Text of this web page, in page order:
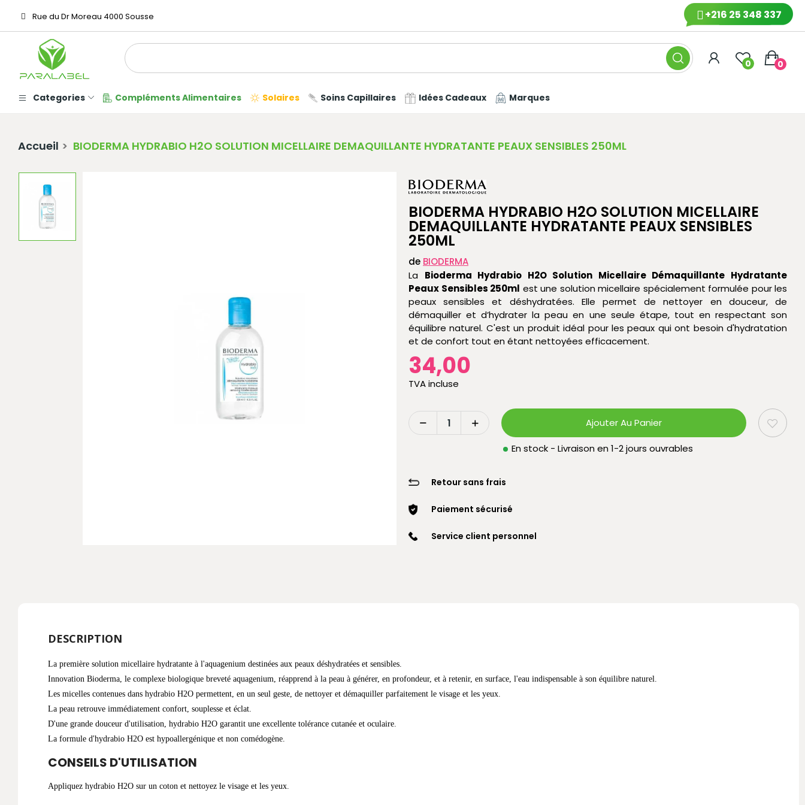
Rue du Dr Moreau 4000 Sousse +216 25 348 337
0 0
Categories Compléments Alimentaires Solaires Soins Capillaires Idées Cadeaux Marques
Accueil BIODERMA HYDRABIO H2O SOLUTION MICELLAIRE DEMAQUILLANTE HYDRATANTE PEAUX SENSIBLES 250ML
BIODERMA HYDRABIO H2O SOLUTION MICELLAIRE
DEMAQUILLANTE HYDRATANTE PEAUX SENSIBLES
250ML
de BIODERMA
La Bioderma Hydrabio H2O Solution Micellaire Démaquillante Hydratante
Peaux Sensibles 250ml est une solution micellaire spécialement formulée pour les
peaux sensibles et déshydratées. Elle permet de nettoyer en douceur, de
démaquiller et d’hydrater la peau en une seule étape, tout en respectant son
équilibre naturel. C'est un produit idéal pour les peaux qui ont besoin d'hydratation
et de confort tout en étant nettoyées efficacement.
34,00
TVA incluse
Ajouter Au Panier
En stock - Livraison en 1-2 jours ouvrables
Retour sans frais
Paiement sécurisé
Service client personnel
DESCRIPTION
La première solution micellaire hydratante à l'aquagenium destinées aux peaux déshydratées et sensibles.
Innovation Bioderma, le complexe biologique breveté aquagenium, réapprend à la peau à générer, en profondeur, et à retenir, en surface, l'eau indispensable à son équilibre naturel.
Les micelles contenues dans hydrabio H2O permettent, en un seul geste, de nettoyer et démaquiller parfaitement le visage et les yeux.
La peau retrouve immédiatement confort, souplesse et éclat.
D'une grande douceur d'utilisation, hydrabio H2O garantit une excellente tolérance cutanée et oculaire.
La formule d'hydrabio H2O est hypoallergénique et non comédogène.
CONSEILS D'UTILISATION
Appliquez hydrabio H2O sur un coton et nettoyez le visage et les yeux.